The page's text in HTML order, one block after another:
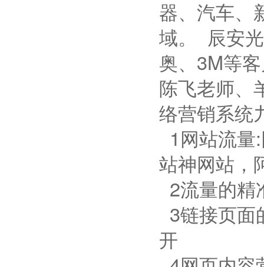
器、汽车、
域。 辰安
奥、3M等
陈飞老师、
络营销系统
1网站流
站神网站，
2流量的精
3链接页面
开